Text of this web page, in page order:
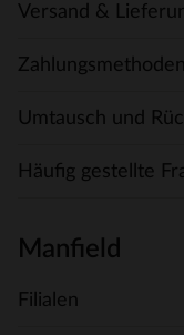
Versand &
Zahlungsmethoden
Umtausch und
Häufig gestellte
Manfield
Filialen